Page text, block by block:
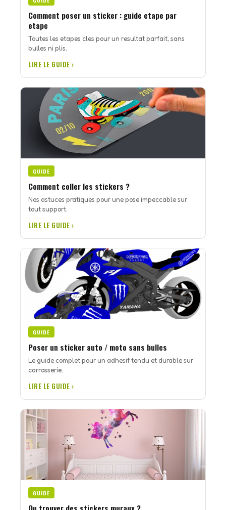
Comment poser un sticker : guide etape par
etape
Toutes les etapes cles pour un resultat parfait, sans
bulles ni plis.
LIRE LE GUIDE ›
GUIDE
Comment coller les stickers ?
Nos astuces pratiques pour une pose impeccable sur
tout support.
LIRE LE GUIDE ›
GUIDE
Poser un sticker auto / moto sans bulles
Le guide complet pour un adhesif tendu et durable sur
carrosserie.
LIRE LE GUIDE ›
GUIDE